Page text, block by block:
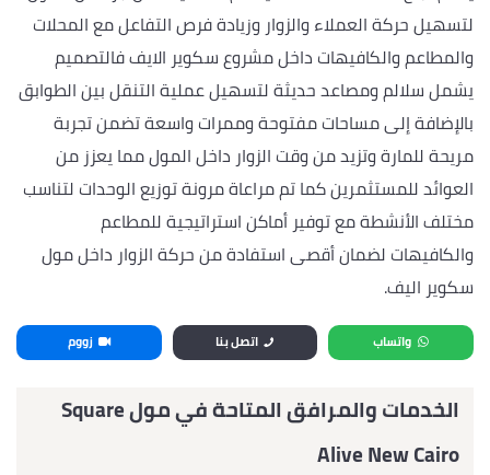
لتسهيل حركة العملاء والزوار وزيادة فرص التفاعل مع المحلات
والمطاعم والكافيهات داخل مشروع سكوير الايف فالتصميم
يشمل سلالم ومصاعد حديثة لتسهيل عملية التنقل بين الطوابق
بالإضافة إلى مساحات مفتوحة وممرات واسعة تضمن تجربة
مريحة للمارة وتزيد من وقت الزوار داخل المول مما يعزز من
العوائد للمستثمرين كما تم مراعاة مرونة توزيع الوحدات لتناسب
مختلف الأنشطة مع توفير أماكن استراتيجية للمطاعم
والكافيهات لضمان أقصى استفادة من حركة الزوار داخل مول
سكوير اليف.
واتساب اتصل بنا زووم
الخدمات والمرافق المتاحة في مولSquare
Alive New Cairo